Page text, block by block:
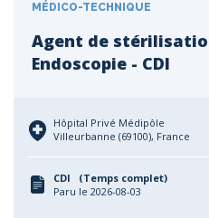
MÉDICO-TECHNIQUE
Agent de
Endoscopie - CDI
Hôpital Privé Médipôle
Villeurbanne (69100), France
CDI (Temps complet)
Paru le 2026-08-03